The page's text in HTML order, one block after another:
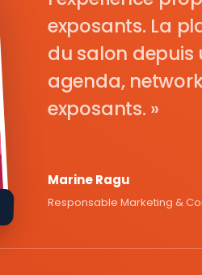
exposants. La
du salon depuis
agenda,
exposants.
Marine Ragu
Responsable Marketing &